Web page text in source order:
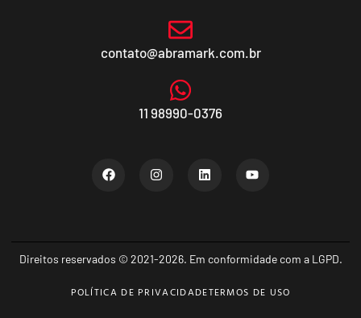
contato@abramark.com.br
11 98990-0376
Direitos reservados © 2021-2026. Em conformidade com a LGPD.
POLÍTICA DE PRIVACIDADETERMOS DE USO